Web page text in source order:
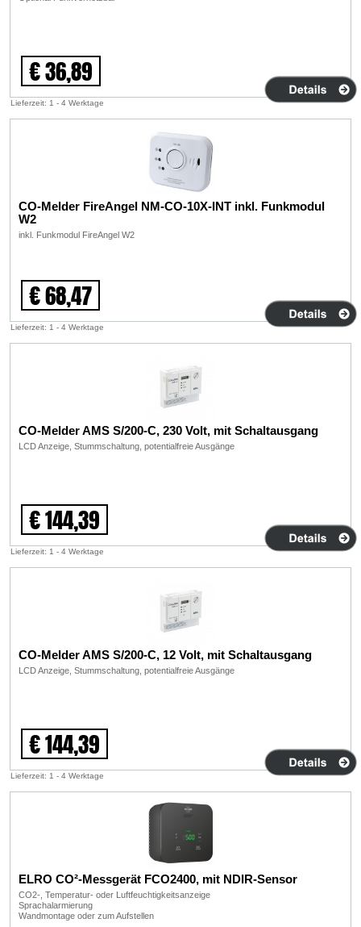
€ 36,89
Lieferzeit: 1 - 4 Werktage
CO-Melder FireAngel NM-CO-10X-INT inkl. Funkmodul
W2
inkl. Funkmodul FireAngel W2
€ 68,47
Lieferzeit: 1 - 4 Werktage
CO-Melder AMS S/200-C, 230 Volt, mit Schaltausgang
LCD Anzeige, Stummschaltung, potentialfreie Ausgänge
€ 144,39
Lieferzeit: 1 - 4 Werktage
CO-Melder AMS S/200-C, 12 Volt, mit Schaltausgang
LCD Anzeige, Stummschaltung, potentialfreie Ausgänge
€ 144,39
Lieferzeit: 1 - 4 Werktage
ELRO CO²-Messgerät FCO2400, mit NDIR-Sensor
CO2-, Temperatur- oder Luftfeuchtigkeitsanzeige
Sprachalarmierung
Wandmontage oder zum Aufstellen